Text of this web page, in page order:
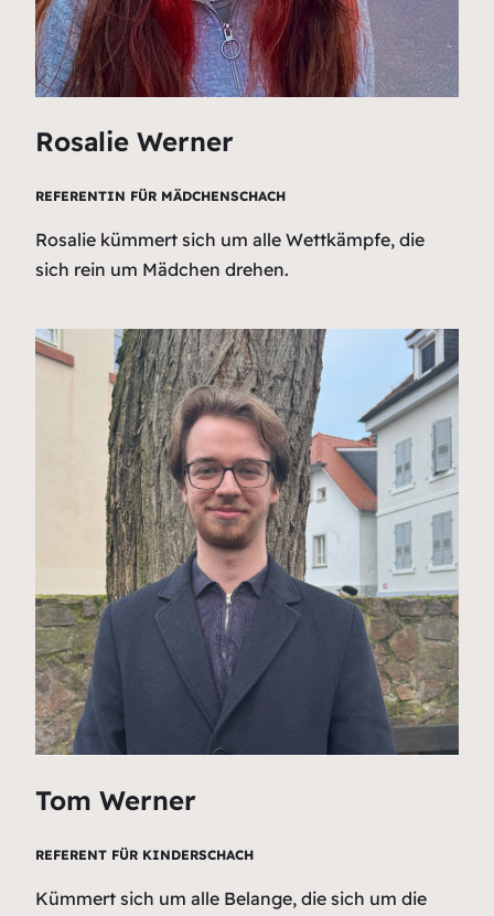
Rosalie Werner
REFERENTIN FÜR MÄDCHENSCHACH
Rosalie kümmert sich um alle Wettkämpfe, die
sich rein um Mädchen drehen.
Tom Werner
REFERENT FÜR KINDERSCHACH
Kümmert sich um alle Belange, die sich um die